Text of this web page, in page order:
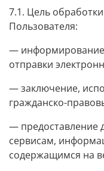
7.1. Цель
Пользователя:
— информирование
отправки
— заключение,
гражданско-
— предоставление
сервисам,
содержащимся на